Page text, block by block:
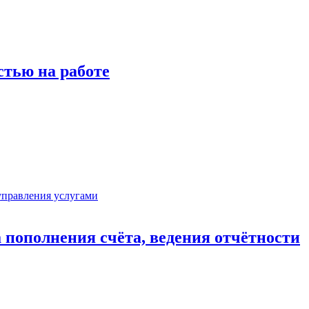
на работе
счёта, ведения отчётности